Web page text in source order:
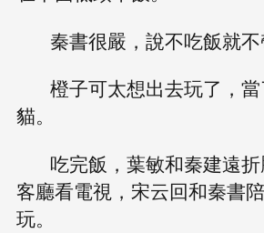
秦書很嚴，說不吃飯就不
橙子可太想出去玩了，
貓。
吃完飯，葉敏和秦建遠
客廳看電視，宋云回和秦書
玩。